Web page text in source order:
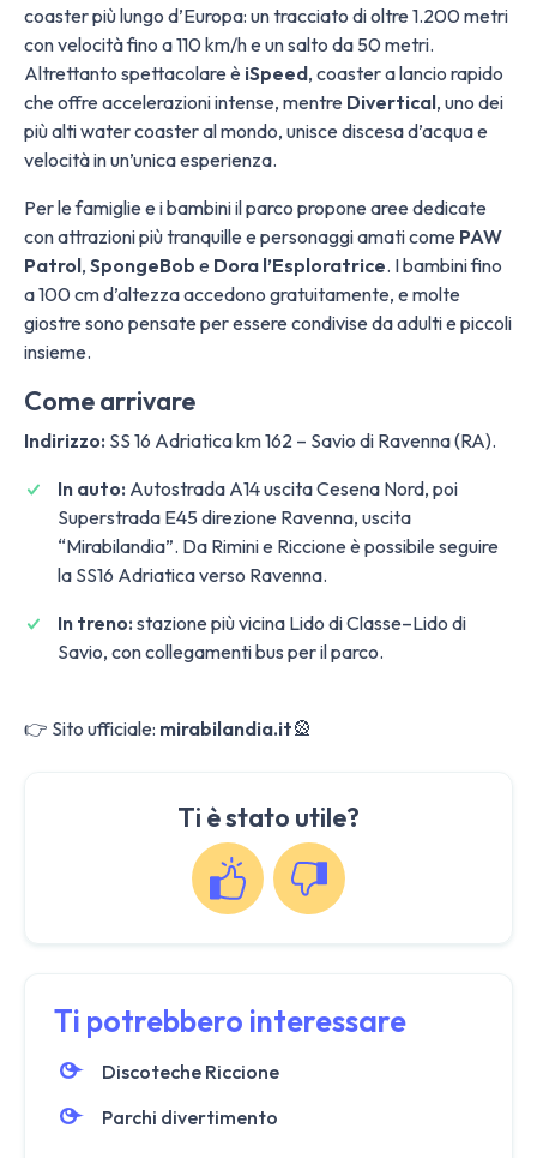
coaster più lungo d’Europa: un tracciato di oltre 1.200 metri
con velocità fino a 110 km/h e un salto da 50 metri.
Altrettanto spettacolare è iSpeed, coaster a lancio rapido
che offre accelerazioni intense, mentre Divertical, uno dei
più alti water coaster al mondo, unisce discesa d’acqua e
velocità in un’unica esperienza.
Per le famiglie e i bambini il parco propone aree dedicate
con attrazioni più tranquille e personaggi amati come PAW
Patrol, SpongeBob e Dora l’Esploratrice. I bambini fino
a 100 cm d’altezza accedono gratuitamente, e molte
giostre sono pensate per essere condivise da adulti e piccoli
insieme.
Come arrivare
Indirizzo: SS 16 Adriatica km 162 – Savio di Ravenna (RA).
In auto: Autostrada A14 uscita Cesena Nord, poi
Superstrada E45 direzione Ravenna, uscita
“Mirabilandia”. Da Rimini e Riccione è possibile seguire
la SS16 Adriatica verso Ravenna.
In treno: stazione più vicina Lido di Classe–Lido di
Savio, con collegamenti bus per il parco.
👉 Sito ufficiale: mirabilandia.it🎡
Ti è stato utile?
Ti potrebbero interessare
Discoteche Riccione
Parchi divertimento